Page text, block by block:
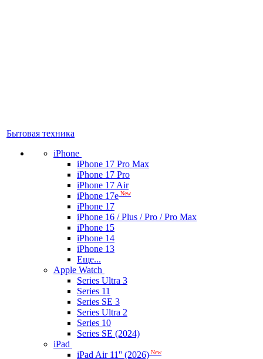
Бытовая техника
iPhone
iPhone 17 Pro Max
iPhone 17 Pro
iPhone 17 Air
iPhone 17e New
iPhone 17
iPhone 16 / Plus / Pro / Pro Max
iPhone 15
iPhone 14
iPhone 13
Еще...
Apple Watch
Series Ultra 3
Series 11
Series SE 3
Series Ultra 2
Series 10
Series SE (2024)
iPad
iPad Air 11'' (2026) New